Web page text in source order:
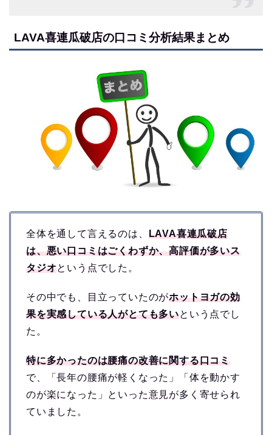
LAVA喜連瓜破店の口コミ分析結果まとめ
全体を通して言えるのは、 LAVA喜連瓜破店
は、悪い口コミはごくわずか、高評価が多いス
タジオという点でした。
その中でも、目立っていたのがホットヨガの効
果を実感している人がとても多いという点でし
た。
特に多かったのは腰痛の改善に関する口コミ
で、「長年の腰痛が軽くなった」「体を動かす
のが楽になった」といった意見が多く寄せられ
ていました。